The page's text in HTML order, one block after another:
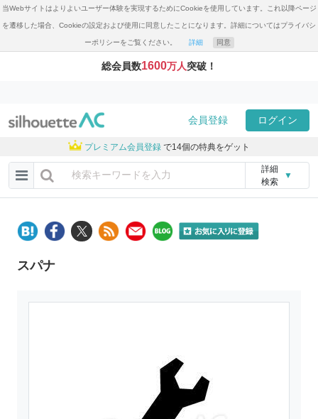
当Webサイトはよりよいユーザー体験を実現するためにCookieを使用しています。これ以降ページ
を遷移した場合、Cookieの設定および使用に同意したことになります。詳細についてはプライバシ
ーポリシーをご覧ください。 詳細 同意
総会員数1600万人突破！
会員登録 ログイン
プレミアム会員登録 で14個の特典をゲット
詳細
検索
▼
スパナ